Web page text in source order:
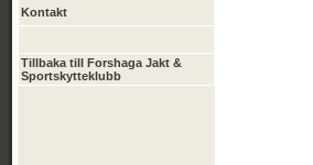
Kontakt
Tillbaka till Forshaga Jakt &
Sportskytteklubb